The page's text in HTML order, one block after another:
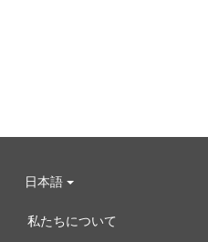
日本語
私たちについて